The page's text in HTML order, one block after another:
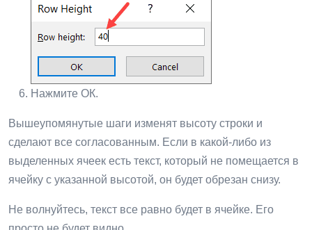
Нажмите ОК.
Вышеупомянутые шаги изменят высоту строки и
сделают все согласованным. Если в какой-либо из
выделенных ячеек есть текст, который не помещается в
ячейку с указанной высотой, он будет обрезан снизу.
Не волнуйтесь, текст все равно будет в ячейке. Его